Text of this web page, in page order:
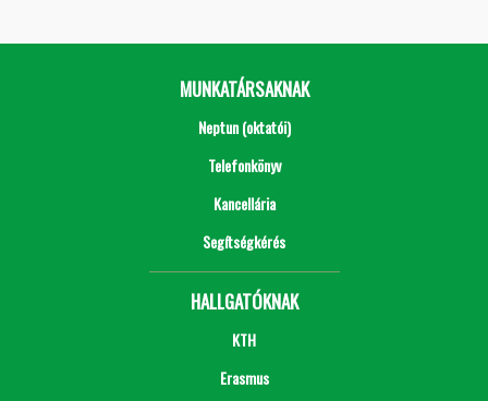
MUNKATÁRSAKNAK
Neptun (oktatói)
Telefonkönyv
Kancellária
Segítségkérés
HALLGATÓKNAK
KTH
Erasmus